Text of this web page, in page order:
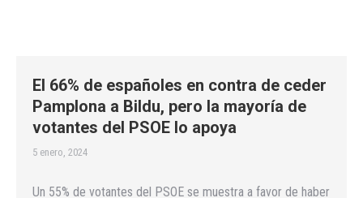
El 66% de españoles en contra de ceder
Pamplona a Bildu, pero la mayoría de
votantes del PSOE lo apoya
5 enero, 2024
Un 55% de votantes del PSOE se muestra a favor de haber